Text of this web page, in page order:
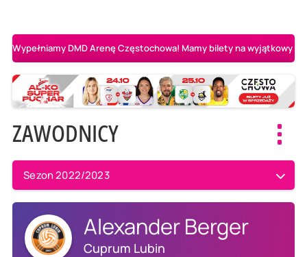
Wypełniamy DMD Arenę Częstochowa! Mamy bilety na wyjątkowy
ZAWODNICY
Sezon 2022/2023
Alexander Berger
Cuprum Lubin